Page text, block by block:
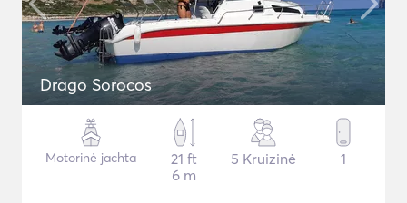
Drago Sorocos
Motorinė jachta
21 ft
6 m
5 Kruizinė 1